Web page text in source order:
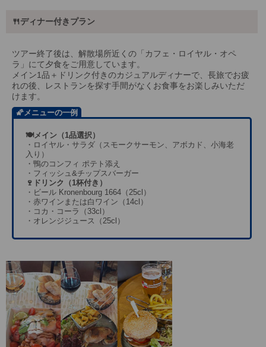
🍴ディナー付きプラン
ツアー終了後は、解散場所近くの「カフェ・ロイヤル・オペ
ラ」にて夕食をご用意しています。
メイン1品＋ドリンク付きのカジュアルディナーで、長旅でお疲
れの後、レストランを探す手間がなくお食事をお楽しみいただ
けます。
🌠メニューの一例
🍽️メイン（1品選択）
・ロイヤル・サラダ（スモークサーモン、アボカド、小海老
入り）
・鴨のコンフィ ポテト添え
・フィッシュ&チップスバーガー
🍷ドリンク（1杯付き）
・ビール Kronenbourg 1664（25cl）
・赤ワインまたは白ワイン（14cl）
・コカ・コーラ（33cl）
・オレンジジュース（25cl）